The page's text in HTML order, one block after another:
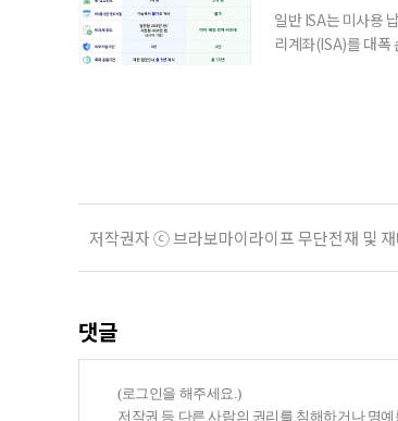
일반 ISA는 미사용
리계좌(ISA)를 대폭
저작권자 ⓒ 브라보마이라이프 무단전재 및
댓글